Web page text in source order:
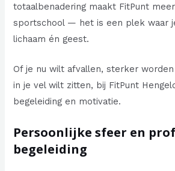
totaalbenadering maakt FitPunt
sportschool — het is een plek waar
lichaam én geest.
Of je nu wilt afvallen, sterker
in je vel wilt zitten, bij FitPunt
begeleiding en motivatie.
Persoonlijke sfeer en
begeleiding